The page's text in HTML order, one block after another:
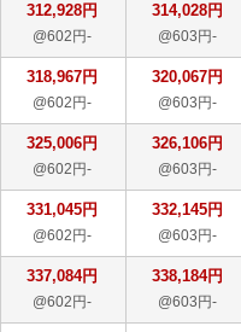
312,928円
@602円-
314,028円
@603円-
318,967円
@602円-
320,067円
@603円-
325,006円
@602円-
326,106円
@603円-
331,045円
@602円-
332,145円
@603円-
337,084円
@602円-
338,184円
@603円-